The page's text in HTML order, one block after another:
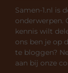
Samen-1.nl is
onderwerpen.
kennis wilt
ons ben je op
te bloggen?
aan bij onze